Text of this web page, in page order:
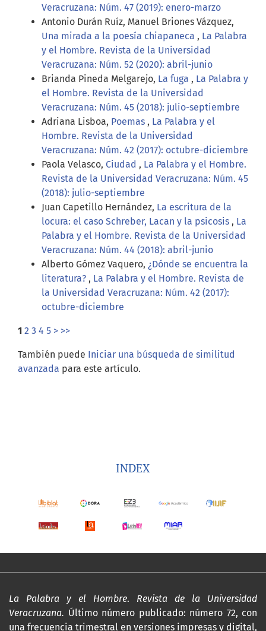
Veracruzana: Núm. 47 (2019): enero-marzo
Antonio Durán Ruíz, Manuel Briones Vázquez,
Una mirada a la poesía chiapaneca , La Palabra
y el Hombre. Revista de la Universidad
Veracruzana: Núm. 52 (2020): abril-junio
Brianda Pineda Melgarejo, La fuga , La Palabra y
el Hombre. Revista de la Universidad
Veracruzana: Núm. 45 (2018): julio-septiembre
Adriana Lisboa, Poemas , La Palabra y el
Hombre. Revista de la Universidad
Veracruzana: Núm. 42 (2017): octubre-diciembre
Paola Velasco, Ciudad , La Palabra y el Hombre.
Revista de la Universidad Veracruzana: Núm. 45
(2018): julio-septiembre
Juan Capetillo Hernández, La escritura de la
locura: el caso Schreber, Lacan y la psicosis , La
Palabra y el Hombre. Revista de la Universidad
Veracruzana: Núm. 44 (2018): abril-junio
Alberto Gómez Vaquero, ¿Dónde se encuentra la
literatura? , La Palabra y el Hombre. Revista de
la Universidad Veracruzana: Núm. 42 (2017):
octubre-diciembre
1 2 3 4 5 > >>
También puede Iniciar una búsqueda de similitud
avanzada para este artículo.
INDEX
La Palabra y el Hombre. Revista de la Universidad
Veracruzana. Último número publicado: número 72, con
una frecuencia trimestral en versiones impresas y digital,